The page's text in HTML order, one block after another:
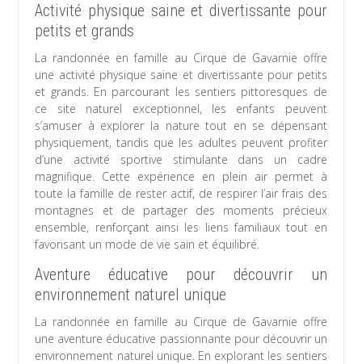
Activité physique saine et divertissante pour
petits et grands
La randonnée en famille au Cirque de Gavarnie offre
une activité physique saine et divertissante pour petits
et grands. En parcourant les sentiers pittoresques de
ce site naturel exceptionnel, les enfants peuvent
s’amuser à explorer la nature tout en se dépensant
physiquement, tandis que les adultes peuvent profiter
d’une activité sportive stimulante dans un cadre
magnifique. Cette expérience en plein air permet à
toute la famille de rester actif, de respirer l’air frais des
montagnes et de partager des moments précieux
ensemble, renforçant ainsi les liens familiaux tout en
favorisant un mode de vie sain et équilibré.
Aventure éducative pour découvrir un
environnement naturel unique
La randonnée en famille au Cirque de Gavarnie offre
une aventure éducative passionnante pour découvrir un
environnement naturel unique. En explorant les sentiers